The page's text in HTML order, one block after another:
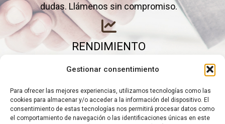
Gestionar consentimiento
Para ofrecer las mejores experiencias, utilizamos tecnologías como las
cookies para almacenar y/o acceder a la información del dispositivo. El
consentimiento de estas tecnologías nos permitirá procesar datos como
el comportamiento de navegación o las identificaciones únicas en este
dudas. Llámenos sin compromiso.
RENDIMIENTO
Elimine gastos inútiles y saque el máximo partido a